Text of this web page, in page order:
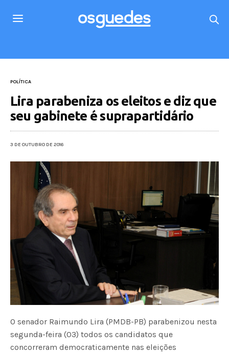
POLÍTICA
Lira parabeniza os eleitos e diz que
seu gabinete é suprapartidário
3 DE OUTUBRO DE 2016
O senador Raimundo Lira (PMDB-PB) parabenizou nesta
segunda-feira (03) todos os candidatos que
concorreram democraticamente nas eleições